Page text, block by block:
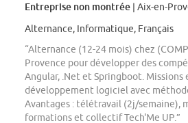
Entreprise non montrée | Aix-en-
Alternance, Informatique, Français
“Alternance (12-24 mois) chez
Provence pour développer des
Angular, .Net et Springboot. Missions
développement logiciel avec
Avantages : télétravail (2j/semaine),
formations et collectif Tech'Me UP.”